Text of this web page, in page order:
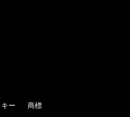
ー 商標